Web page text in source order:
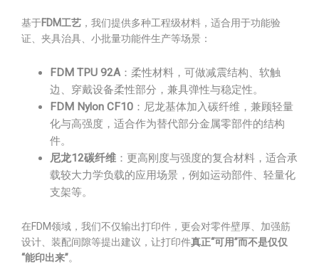
基于FDM工艺 ，我们提供多种工程级材料，适合用于功能验
证、夹具治具、小批量功能件生产等场景：
FDM TPU 92A：柔性材料，可做减震结构、软触
边、穿戴设备柔性部分，兼具弹性与稳定性。
FDM Nylon CF10 ：尼龙基体加入碳纤维，兼顾轻量
化与高强度，适合作为替代部分金属零部件的结构
件。
尼龙12碳纤维 ：更高刚度与强度的复合材料，适合承
载较大力学负载的应用场景，例如运动部件、轻量化
支架等。
在FDM领域，我们不仅输出打印件，更会对零件壁厚、加强筋
设计、装配间隙等提出建议，让打印件真正“可用”而不是仅仅
“能印出来”。